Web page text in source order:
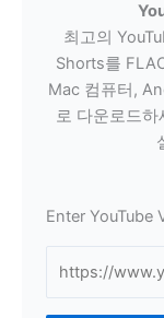
최고의
Shorts를
Mac 컴퓨터,
로 다운로드
Enter YouTube